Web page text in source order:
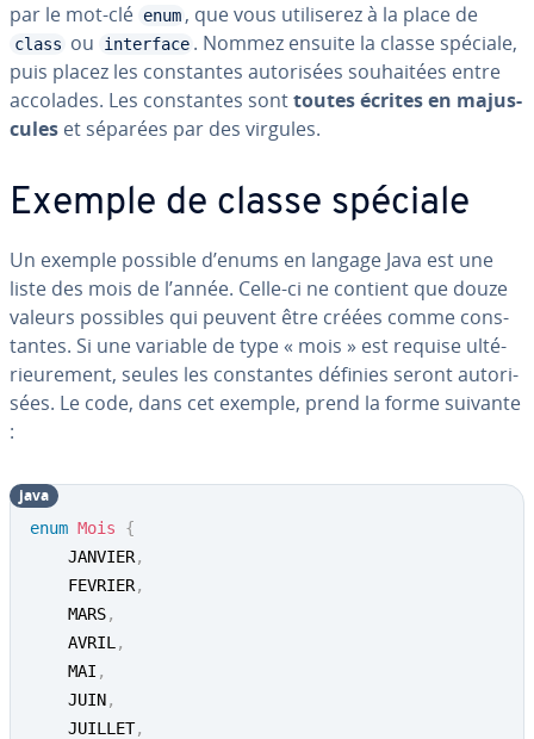
par le mot-clé enum , que vous uti­li­se­rez à la place de
class ou interface . Nommez ensuite la classe spéciale,
puis placez les cons­tantes au­to­ri­sées sou­hai­tées entre
accolades. Les cons­tantes sonttoutes écrites en ma­jus­
cules et séparées par des virgules.
Exemple de classe spéciale
Un exemple possible d’enums en langage Java est une
liste des mois de l’année. Celle-ci ne contient que douze
valeurs possibles qui peuvent être créées comme cons­
tantes. Si une variable de type « mois » est requise ul­té­
rieu­re­ment, seules les cons­tantes définies seront au­to­ri­
sées. Le code, dans cet exemple, prend la forme suivante
:
enum Mois
{
	JANVIER
,
	FEVRIER
,
	MARS
,
	AVRIL
,
	MAI
,
	JUIN
,
	JUILLET
,
java